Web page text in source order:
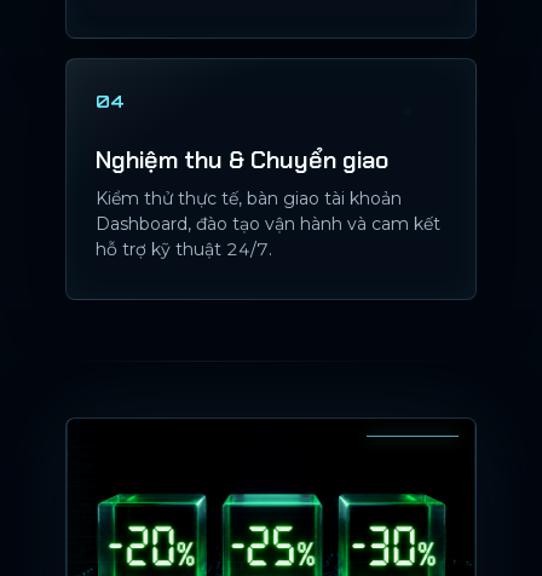
04
Nghiệm thu & Chuyển giao
Kiểm thử thực tế, bàn giao tài khoản
Dashboard, đào tạo vận hành và cam kết
hỗ trợ kỹ thuật 24/7.